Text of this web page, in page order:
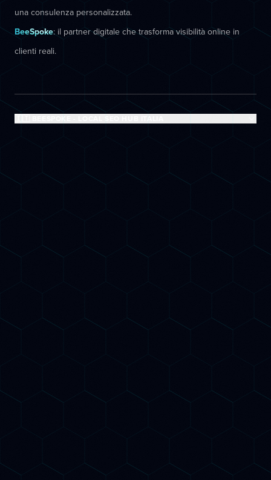
una consulenza personalizzata.
BeeSpoke: il partner digitale che trasforma visibilità online in
clienti reali.